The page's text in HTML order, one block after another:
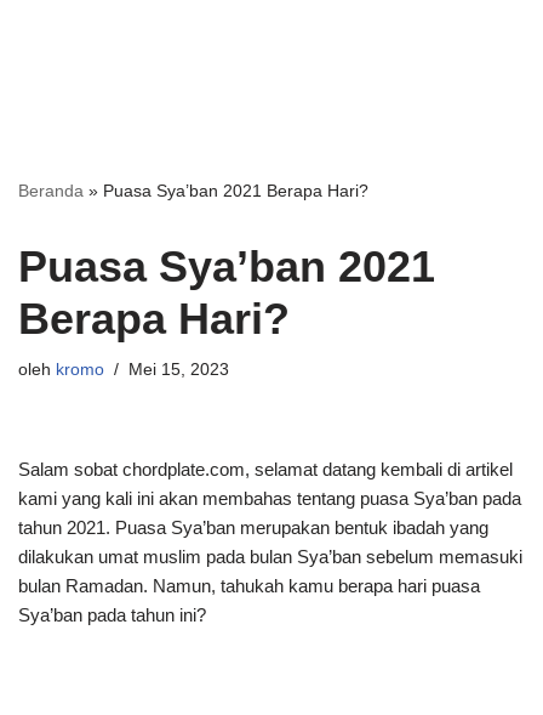
Beranda » Puasa Sya’ban 2021 Berapa Hari?
Puasa Sya’ban 2021
Berapa Hari?
oleh kromo Mei 15, 2023
Salam sobat chordplate.com, selamat datang kembali di artikel
kami yang kali ini akan membahas tentang puasa Sya’ban pada
tahun 2021. Puasa Sya’ban merupakan bentuk ibadah yang
dilakukan umat muslim pada bulan Sya’ban sebelum memasuki
bulan Ramadan. Namun, tahukah kamu berapa hari puasa
Sya’ban pada tahun ini?